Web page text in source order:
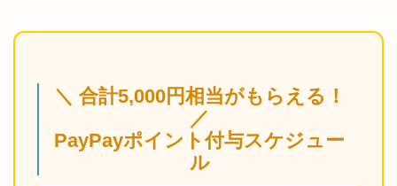
＼ 合計5,000円相当がもらえる！
／
PayPayポイント付与スケジュー
ル